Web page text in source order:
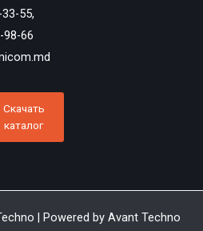
55,
98-66
Скачать
каталог
| Powered by Avant Techno